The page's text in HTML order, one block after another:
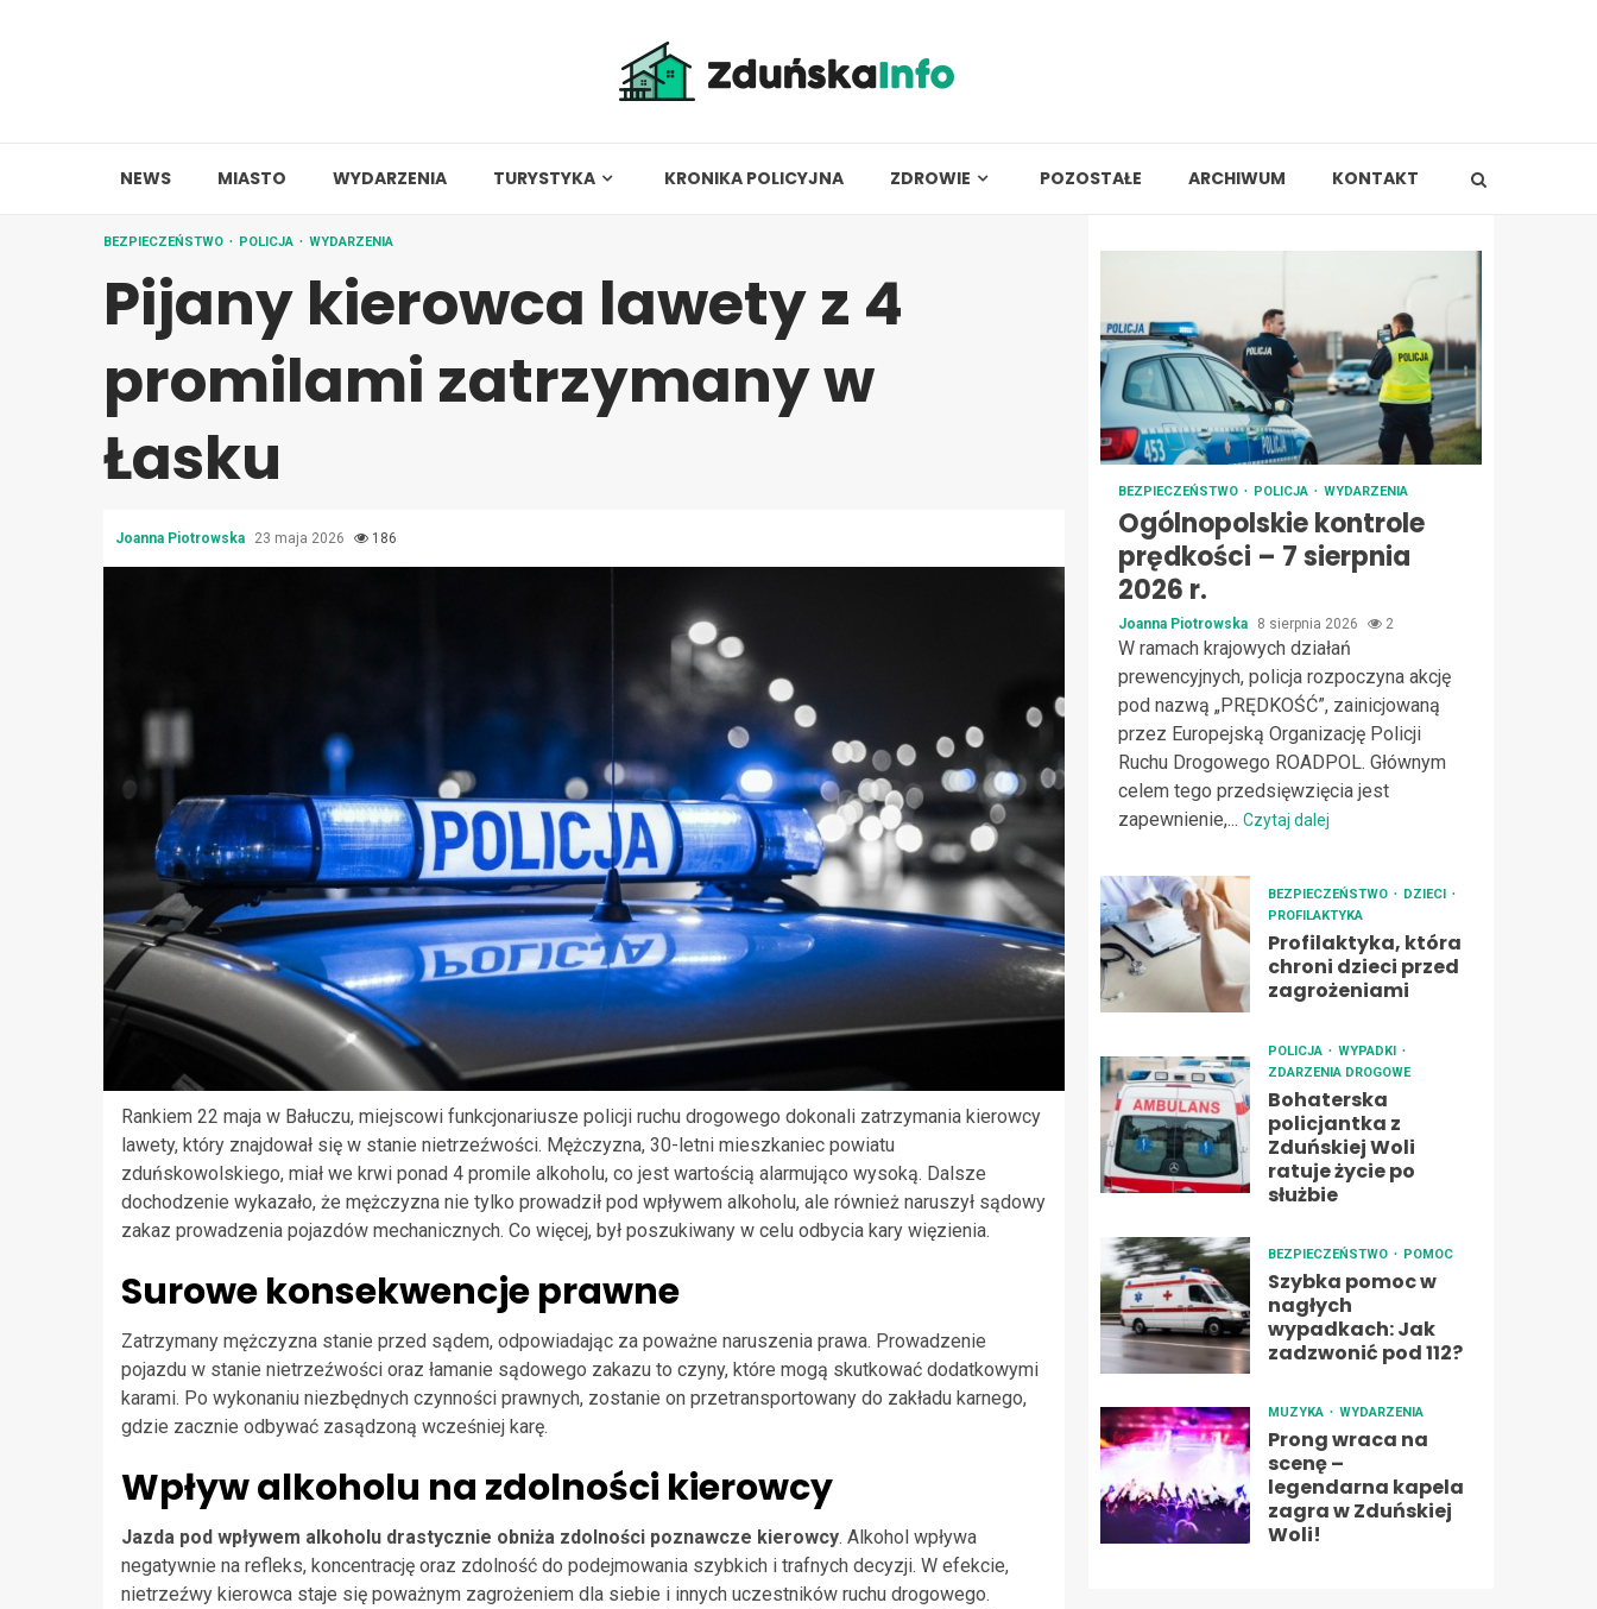
NEWS MIASTO WYDARZENIA TURYSTYKA KRONIKA POLICYJNA ZDROWIE POZOSTAŁE ARCHIWUM KONTAKT
BEZPIECZEŃSTWO POLICJA WYDARZENIA
Pijany kierowca lawety z 4
promilami zatrzymany w
Łasku
Joanna Piotrowska 23 maja 2026 186
Rankiem 22 maja w Bałuczu, miejscowi funkcjonariusze policji ruchu drogowego dokonali zatrzymania kierowcy
lawety, który znajdował się w stanie nietrzeźwości. Mężczyzna, 30-letni mieszkaniec powiatu
zduńskowolskiego, miał we krwi ponad 4 promile alkoholu, co jest wartością alarmująco wysoką. Dalsze
dochodzenie wykazało, że mężczyzna nie tylko prowadził pod wpływem alkoholu, ale również naruszył sądowy
zakaz prowadzenia pojazdów mechanicznych. Co więcej, był poszukiwany w celu odbycia kary więzienia.
Surowe konsekwencje prawne
Zatrzymany mężczyzna stanie przed sądem, odpowiadając za poważne naruszenia prawa. Prowadzenie
pojazdu w stanie nietrzeźwości oraz łamanie sądowego zakazu to czyny, które mogą skutkować dodatkowymi
karami. Po wykonaniu niezbędnych czynności prawnych, zostanie on przetransportowany do zakładu karnego,
gdzie zacznie odbywać zasądzoną wcześniej karę.
Wpływ alkoholu na zdolności kierowcy
Jazda pod wpływem alkoholu drastycznie obniża zdolności poznawcze kierowcy. Alkohol wpływa
negatywnie na refleks, koncentrację oraz zdolność do podejmowania szybkich i trafnych decyzji. W efekcie,
nietrzeźwy kierowca staje się poważnym zagrożeniem dla siebie i innych uczestników ruchu drogowego.
BEZPIECZEŃSTWO POLICJA WYDARZENIA
Ogólnopolskie kontrole
prędkości – 7 sierpnia
2026 r.
Joanna Piotrowska 8 sierpnia 2026 2
W ramach krajowych działań
prewencyjnych, policja rozpoczyna akcję
pod nazwą „PRĘDKOŚĆ”, zainicjowaną
przez Europejską Organizację Policji
Ruchu Drogowego ROADPOL. Głównym
celem tego przedsięwzięcia jest
zapewnienie,... Czytaj dalej
BEZPIECZEŃSTWO
DZIECI
PROFILAKTYKA
Profilaktyka, która
chroni dzieci przed
zagrożeniami
POLICJA
WYPADKI
ZDARZENIA DROGOWE
Bohaterska
policjantka z
Zduńskiej Woli
ratuje życie po
służbie
BEZPIECZEŃSTWO POMOC
Szybka pomoc w
nagłych
wypadkach: Jak
zadzwonić pod 112?
MUZYKA WYDARZENIA
Prong wraca na
scenę –
legendarna kapela
zagra w Zduńskiej
Woli!